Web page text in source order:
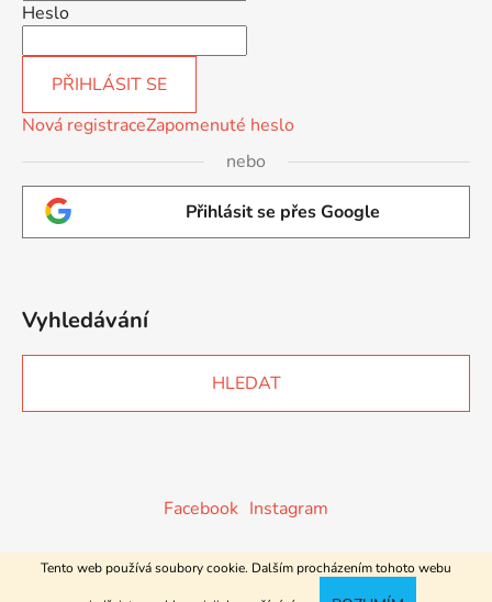
Tento web používá soubory cookie. Dalším procházením tohoto webu
Heslo
PŘIHLÁSIT SE
Nová registraceZapomenuté heslo
nebo
Přihlásit se přes Google
Vyhledávání
HLEDAT
Facebook Instagram